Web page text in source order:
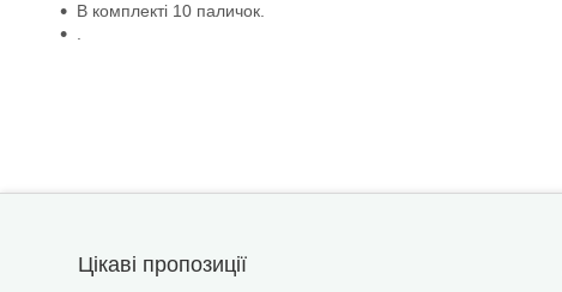
В комплекті 10 паличок.
Цікаві пропозиції